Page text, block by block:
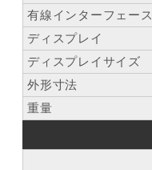
有線インターフェース
ディスプレイ
ディスプレイサイズ
外形寸法
重量